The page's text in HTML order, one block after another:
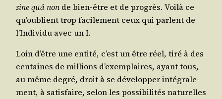
sine quâ non de bien-être et de pro­grès. Voi­là ce
qu’ou­blient trop faci­le­ment ceux qui parlent de
l’In­di­vi­du avec un I.
Loin d’être une enti­té, c’est un être réel, tiré à des
cen­taines de mil­lions d’exem­plaires, ayant tous,
au même degré, droit à se déve­lop­per inté­gra­le­
ment, à satis­faire, selon les pos­si­bi­li­tés natu­relles